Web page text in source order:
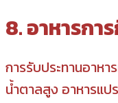
8. อาหารกา
การรับประทานอาห
น้ำตาลสูง อาหารแ